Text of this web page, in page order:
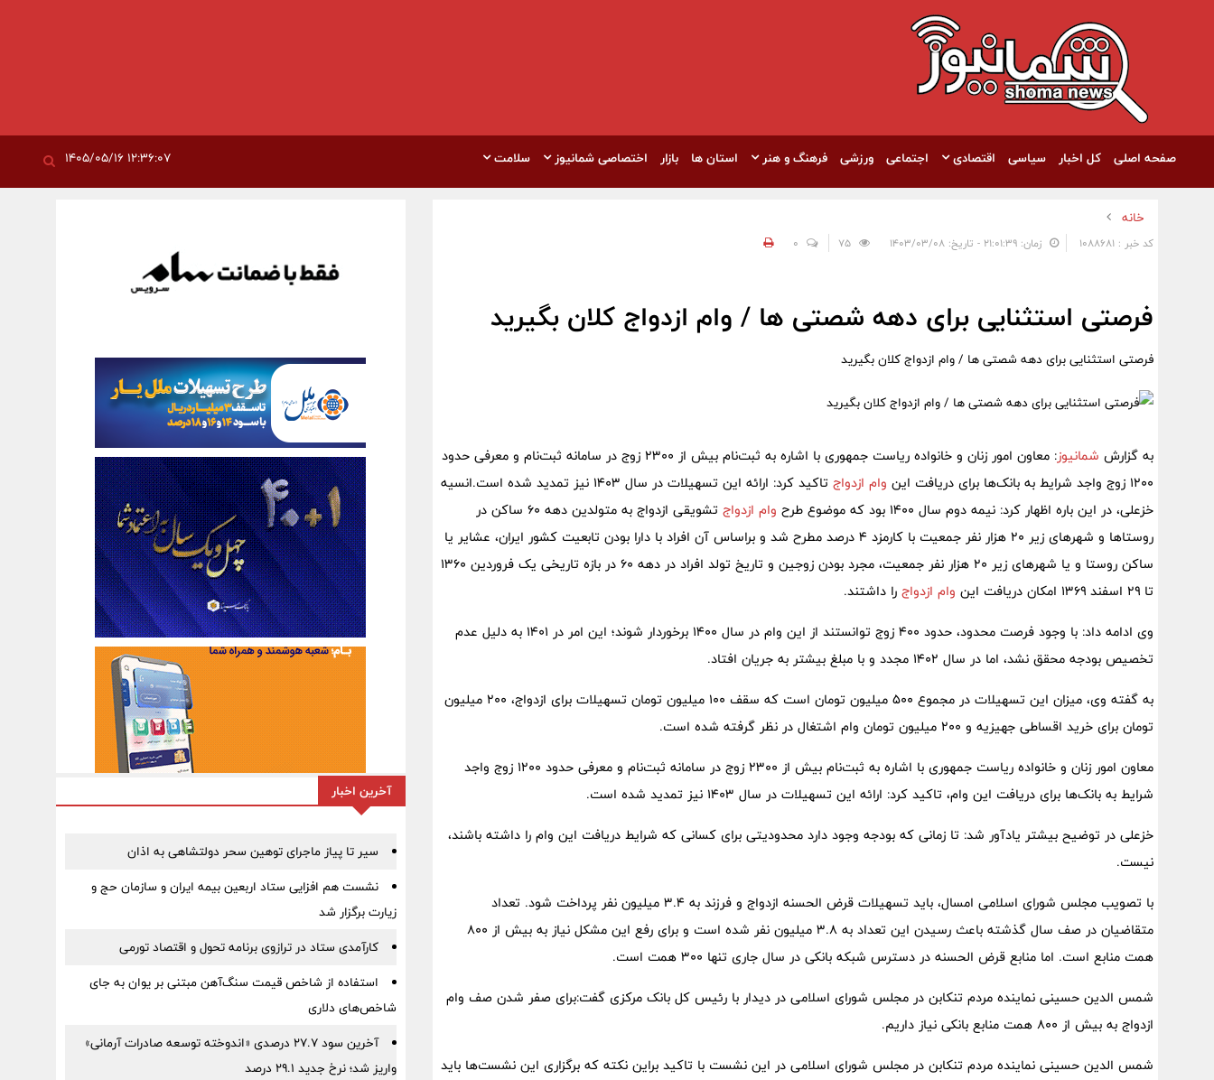
صفحه اصلی کل اخبار سیاسی اقتصادی اجتماعی ورزشی فرهنگ و هنر استان ها بازار اختصاصی شمانیوز سلامت
خانه
کد خبر : 1088681 زمان: ۲۱:۰۱:۳۹ - تاریخ: ۱۴۰۳/۰۳/۰۸ 0
فرصتی استثنایی برای دهه شصتی ها / وام ازدواج کلان بگیرید
فرصتی استثنایی برای دهه شصتی ها / وام ازدواج کلان بگیرید
به گزارش شمانیوز
: معاون امور زنان و خانواده ریاست جمهوری با اشاره به ثبت‌نام بیش از ۲۳۰۰ زوج در سامانه ثبت‌نام و معرفی حدود
۱۲۰۰ زوج واجد شرایط به بانک‌ها برای دریافت این
وام ازدواج
تاکید کرد: ارائه این تسهیلات در سال ۱۴۰۳ نیز تمدید شده است.انسیه
خزعلی، در این باره اظهار کرد: نیمه دوم سال ۱۴۰۰ بود که موضوع طرح
وام ازدواج
تشویقی ازدواج به متولدین دهه ۶۰ ساکن در
روستا‌ها و شهر‌های زیر ۲۰ هزار نفر جمعیت با کارمزد ۴ درصد مطرح شد و براساس آن افراد با دارا بودن تابعیت کشور ایران، عشایر یا
ساکن روستا و یا شهر‌های زیر ۲۰ هزار نفر جمعیت، مجرد بودن زوجین و تاریخ تولد افراد در دهه ۶۰ در بازه تاریخی یک فروردین ۱۳۶۰
تا ۲۹ اسفند ۱۳۶۹ امکان دریافت این
وام ازدواج را داشتند.
وی ادامه داد: با وجود فرصت محدود، حدود ۴۰۰ زوج توانستند از این وام در سال ۱۴۰۰ برخوردار شوند؛ این امر در ۱۴۰۱ به دلیل عدم
تخصیص بودجه محقق نشد، اما در سال ۱۴۰۲ مجدد و با مبلغ بیشتر به جریان افتاد.
به گفته وی، میزان این تسهیلات در مجموع ۵۰۰ میلیون تومان است که سقف ۱۰۰ میلیون تومان تسهیلات برای ازدواج، ۲۰۰ میلیون
تومان برای خرید اقساطی جهیزیه و ۲۰۰ میلیون تومان وام اشتغال در نظر گرفته شده است.
معاون امور زنان و خانواده ریاست جمهوری با اشاره به ثبت‌نام بیش از ۲۳۰۰ زوج در سامانه ثبت‌نام و معرفی حدود ۱۲۰۰ زوج واجد
شرایط به بانک‌ها برای دریافت این وام، تاکید کرد: ارائه این تسهیلات در سال ۱۴۰۳ نیز تمدید شده است.
خزعلی در توضیح بیشتر یادآور شد: تا زمانی که بودجه وجود دارد محدودیتی برای کسانی که شرایط دریافت این وام را داشته باشند،
نیست.
با تصویب مجلس شورای اسلامی امسال، باید تسهیلات قرض الحسنه ازدواج و فرزند به ۳.۴ میلیون نفر پرداخت شود. تعداد
متقاضیان در صف سال گذشته باعث رسیدن این تعداد به ۳.۸ میلیون نفر شده است و برای رفع این مشکل نیاز به بیش از ۸۰۰
همت منابع است. اما منابع قرض الحسنه در دسترس شبکه بانکی در سال جاری تنها ۳۰۰ همت است.
شمس الدین حسینی نماینده مردم تنکابن در مجلس شورای اسلامی در دیدار با رئیس کل بانک مرکزی گفت:برای صفر شدن صف وام
ازدواج به بیش از ۸۰۰ همت منابع بانکی نیاز داریم.
شمس الدین حسینی نماینده مردم تنکابن در مجلس شورای اسلامی در این نشست با تاکید براین نکته که برگزاری این نشست‌ها باید
آخرین اخبار
سیر تا پیاز ماجرای توهین سحر دولتشاهی به اذان
نشست هم افزایی ستاد اربعین بیمه ایران و سازمان حج و
زیارت برگزار شد
کارآمدی ستاد در ترازوی برنامه تحول و اقتصاد تورمی
استفاده از شاخص قیمت سنگ‌آهن مبتنی بر یوان به جای
شاخص‌های دلاری
آخرین سود ۲۷.۷ درصدی «اندوخته توسعه صادرات آرمانی»
واریز شد؛ نرخ جدید ۲۹.۱ درصد